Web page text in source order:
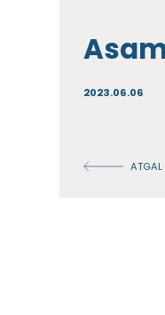
2023.06.06
ATGAL